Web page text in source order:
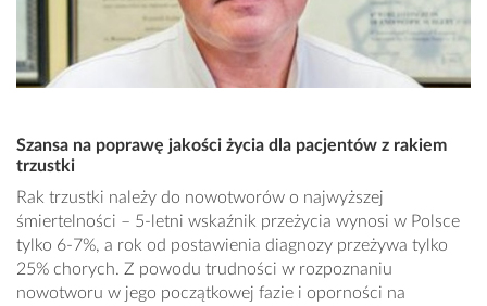
Szansa na poprawę jakości życia dla pacjentów z rakiem
trzustki
Rak trzustki należy do nowotworów o najwyższej
śmiertelności – 5-letni wskaźnik przeżycia wynosi w Polsce
tylko 6-7%, a rok od postawienia diagnozy przeżywa tylko
25% chorych. Z powodu trudności w rozpoznaniu
nowotworu w jego początkowej fazie i oporności na